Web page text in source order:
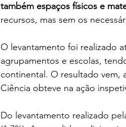
também espaços físicos e
recursos, mas sem os
O levantamento foi realizado
agrupamentos e escolas,
continental. O resultado vem,
Ciência obteve na ação
Do levantamento realizado